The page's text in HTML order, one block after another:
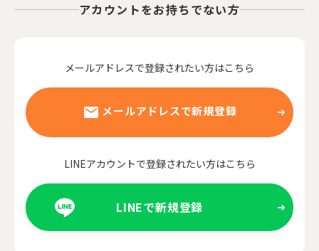
アカウントをお持ちでない方
メールアドレスで登録されたい方はこちら
メールアドレスで新規登録
LINEアカウントで登録されたい方はこちら
LINEで新規登録